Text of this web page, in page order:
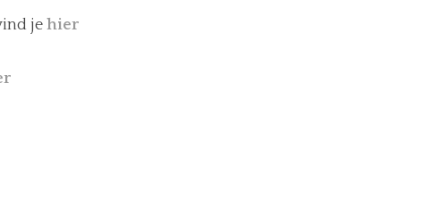
jehier